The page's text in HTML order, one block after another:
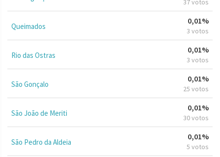
Queimados
0,01%
3 votos
Rio das Ostras
0,01%
3 votos
São Gonçalo
0,01%
25 votos
São João de Meriti
0,01%
30 votos
São Pedro da Aldeia
0,01%
5 votos